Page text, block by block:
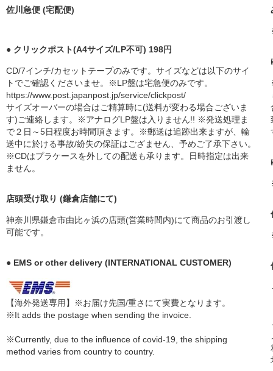
佐川急便 (宅配便)
● クリックポスト(A4サイズ/LP不可) 198円
CD/7インチ/カセットテープのみです。サイズなどは以下のサイ
トでご確認くださいませ。※LP盤は宅急便のみです。
https://www.post.japanpost.jp/service/clickpost/
サイズオーバーの場合はご精算時に(送料が変わる場合ございま
す)ご連絡します。※アナログLP盤は入りません!! ※発送処理ま
で２日～5日程度お時間頂きます。※郵送は追跡出来ますが、輸
送中に於ける事故/紛失の保証はござません、予めご了承下さい。
※CDはプラケースを外しての配送も承ります。日時指定は出来
ません。
店頭受け取り (鎌倉店舗にて)
神奈川県鎌倉市由比ヶ浜の店頭(営業時間内)にて商品のお引渡し
可能です。
● EMS or other delivery (INTERNATIONAL CUSTOMER)
【海外発送専用】※お届け先国/重さにて実費となります。
※It adds the postage when sending the invoice.
※Currently, due to the influence of covid-19, the shipping
method varies from country to country.